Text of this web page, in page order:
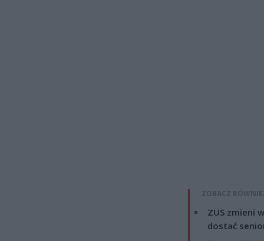
ZOBACZ
ZUS zmieni
dostać